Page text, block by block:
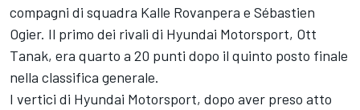
compagni di squadra Kalle Rovanpera e Sébastien
Ogier. Il primo dei rivali di Hyundai Motorsport, Ott
Tanak, era quarto a 20 punti dopo il quinto posto finale
nella classifica generale.
I vertici di Hyundai Motorsport, dopo aver preso atto